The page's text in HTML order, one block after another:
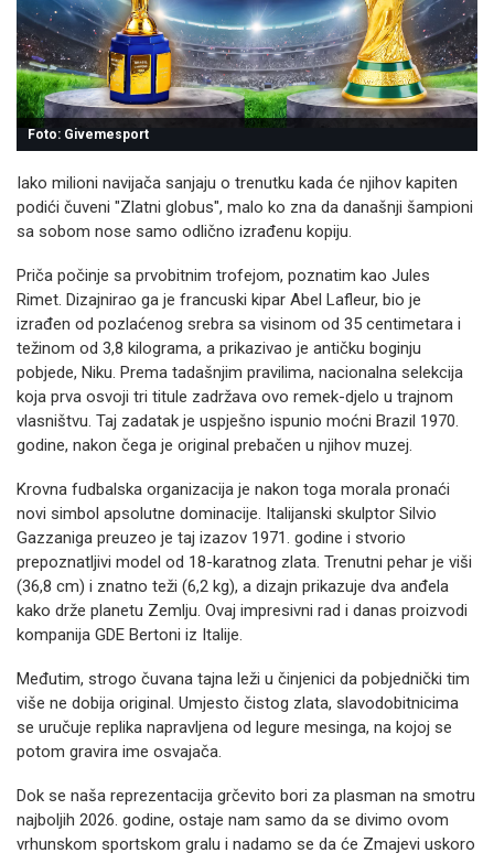
Foto: Givemesport
Iako milioni navijača sanjaju o trenutku kada će njihov kapiten
podići čuveni "Zlatni globus", malo ko zna da današnji šampioni
sa sobom nose samo odlično izrađenu kopiju.
Priča počinje sa prvobitnim trofejom, poznatim kao Jules
Rimet. Dizajnirao ga je francuski kipar Abel Lafleur, bio je
izrađen od pozlaćenog srebra sa visinom od 35 centimetara i
težinom od 3,8 kilograma, a prikazivao je antičku boginju
pobjede, Niku. Prema tadašnjim pravilima, nacionalna selekcija
koja prva osvoji tri titule zadržava ovo remek-djelo u trajnom
vlasništvu. Taj zadatak je uspješno ispunio moćni Brazil 1970.
godine, nakon čega je original prebačen u njihov muzej.
Krovna fudbalska organizacija je nakon toga morala pronaći
novi simbol apsolutne dominacije. Italijanski skulptor Silvio
Gazzaniga preuzeo je taj izazov 1971. godine i stvorio
prepoznatljivi model od 18-karatnog zlata. Trenutni pehar je viši
(36,8 cm) i znatno teži (6,2 kg), a dizajn prikazuje dva anđela
kako drže planetu Zemlju. Ovaj impresivni rad i danas proizvodi
kompanija GDE Bertoni iz Italije.
Međutim, strogo čuvana tajna leži u činjenici da pobjednički tim
više ne dobija original. Umjesto čistog zlata, slavodobitnicima
se uručuje replika napravljena od legure mesinga, na kojoj se
potom gravira ime osvajača.
Dok se naša reprezentacija grčevito bori za plasman na smotru
najboljih 2026. godine, ostaje nam samo da se divimo ovom
vrhunskom sportskom gralu i nadamo se da će Zmajevi uskoro